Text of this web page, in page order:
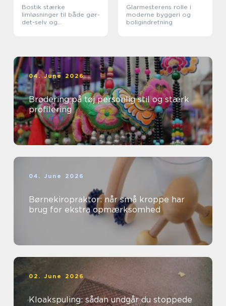
Bostik stærke
limløsninger til både gør-
det-selv og
Glarmesterens rolle i
moderne byggeri og
boligindretning
04. June 2026
Brodering på tøj personlig stil og stærk
profilering
04. June 2026
Børnekiropraktor: når små kroppe har
brug for ekstra opmærksomhed
02. June 2026
Kloakspuling: sådan undgår du stoppede